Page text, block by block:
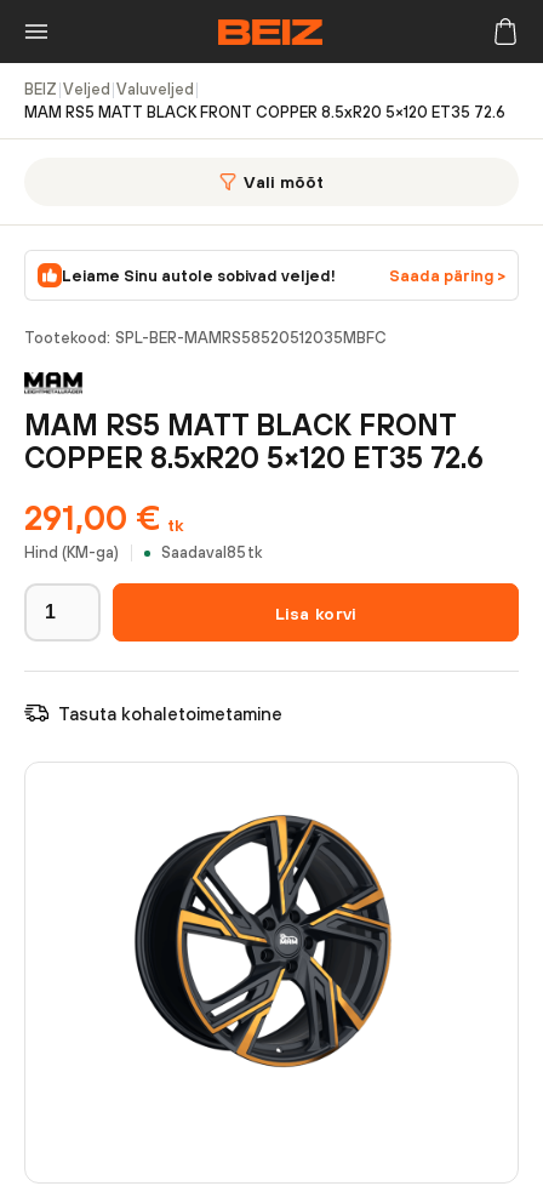
BEIZ Veljed Valuveljed
MAM RS5 MATT BLACK FRONT COPPER 8.5xR20 5×120 ET35 72.6
Vali mõõt
Tootekood: SPL-BER-MAMRS58520512035MBFC
MAM RS5 MATT BLACK FRONT
COPPER 8.5xR20 5×120 ET35 72.6
291,00 € tk
Hind (KM-ga) Saadaval 85 tk
Lisa korvi
Tasuta kohaletoimetamine
Leiame Sinu autole sobivad veljed! Saada päring >